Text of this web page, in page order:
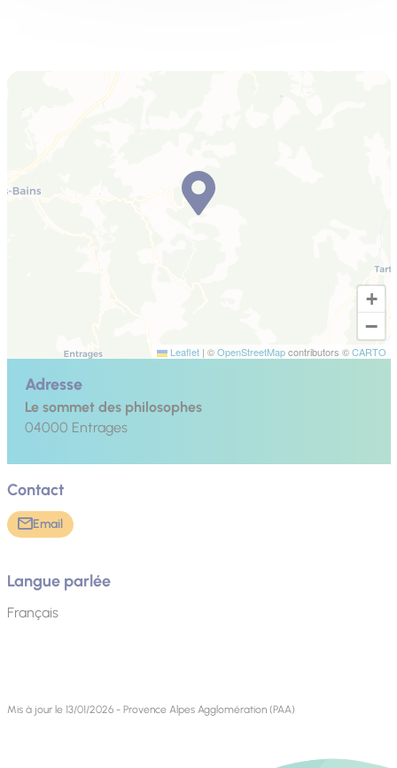
+
−
Leaflet | ©OpenStreetMapcontributors ©CARTO
Adresse
Le sommet des philosophes
04000 Entrages
Contact
Email
Langue parlée
Français
Mis à jour le 13/01/2026 - Provence Alpes Agglomération (PAA)